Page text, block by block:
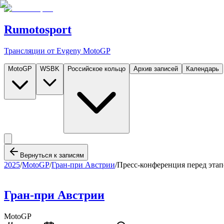
Rumotosport
Трансляции от Evgeny MotoGP
MotoGP WSBK Российское кольцо Архив записей Календарь
Вернуться к записям
2025/MotoGP/Гран-при Австрии/Пресс-конференция перед
Гран-при Австрии
MotoGP